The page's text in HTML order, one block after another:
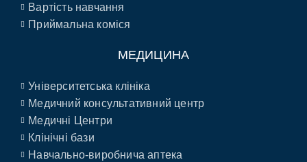
Вартість навчання
Приймальна коміся
МЕДИЦИНА
Університетська клініка
Медичний консультативний центр
Медичні Центри
Клінічні бази
Навчально-виробнича аптека